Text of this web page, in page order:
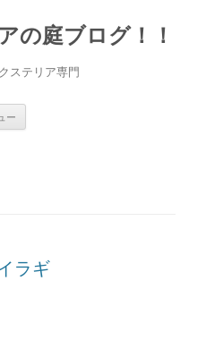
の庭ブログ！！
ステリア専門
ー
ラギ